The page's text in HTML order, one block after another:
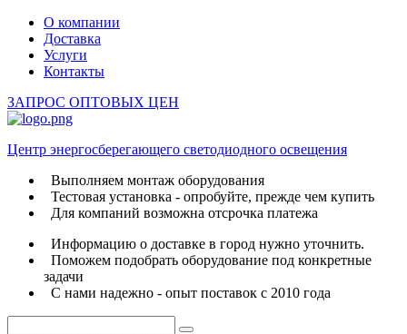
О компании
Доставка
Услуги
Контакты
ЗАПРОС ОПТОВЫХ ЦЕН
Центр энергосберегающего светодиодного освещения
Выполняем монтаж оборудования
Тестовая установка - опробуйте, прежде чем купить
Для компаний возможна отсрочка платежа
Информацию о доставке в город нужно уточнить.
Поможем подобрать оборудование под конкретные
задачи
С нами надежно - опыт поставок с 2010 года